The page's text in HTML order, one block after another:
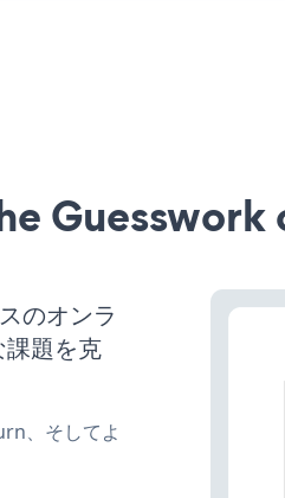
のオンラ
題を克
、そしてよ